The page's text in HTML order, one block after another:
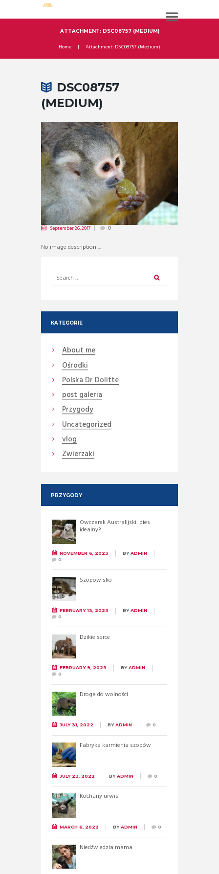
ATTACHMENT: DSC08757 (MEDIUM)
Home Attachment: DSC08757 (Medium)
DSC08757
(MEDIUM)
September 26, 2017 0
No image description ...
KATEGORIE
About me
Ośrodki
Polska Dr Dolitte
post galeria
Przygody
Uncategorized
vlog
Zwierzaki
PRZYGODY
Owczarek Australijski: pies
idealny?
NOVEMBER 6, 2023 BYADMIN
0
Szopowisko
FEBRUARY 13, 2023 BYADMIN
0
Dzikie serce
FEBRUARY 9, 2023 BYADMIN
0
Droga do wolności
JULY 31, 2022 BYADMIN 0
Fabryka karmienia szopów
JULY 23, 2022 BYADMIN 0
Kochany urwis
MARCH 6, 2022 BYADMIN 0
Niedźwiedzia mama